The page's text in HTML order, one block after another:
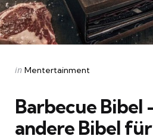
Categories
Posted
in Mentertainment
Barbecue Bibel
andere Bibel